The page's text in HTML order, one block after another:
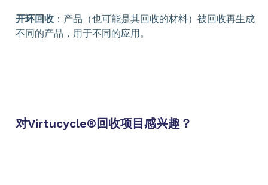
开环回收 ：产品（也可能是其回收的材料）被回收再生成
不同的产品，用于不同的应用。
对Virtucycle®回收项目感兴趣？